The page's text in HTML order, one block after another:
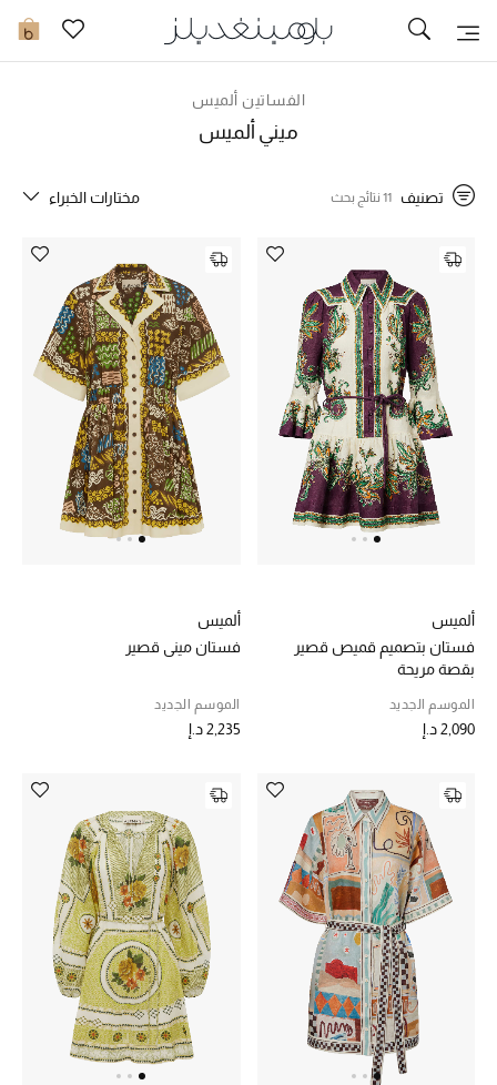
0 تخفيضات
مزيد من التخفيضات
النساء
الجمال
الأطفال
مستلزمات المنزل
ما وصلنا حديثاً
الموسم الجديد
الحقائب النسائية
أحذية النسائية
الفساتين ألميس
ميني ألميس
تصنيف 11 نتائج بحث مختارات الخبراء
ألميس
فستان بتصميم قميص قصير
بقصة مريحة
الموسم الجديد
2,090 د.إ
ألميس
فستان ميني قصير
الموسم الجديد
2,235 د.إ